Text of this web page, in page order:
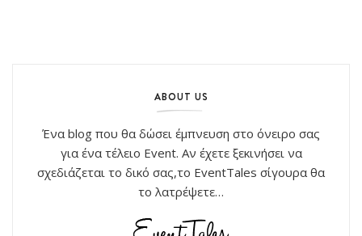
ABOUT US
Ένα blog που θα δώσει έμπνευση στο όνειρο σας
για ένα τέλειο Event. Αν έχετε ξεκινήσει να
σχεδιάζεται το δικό σας,το EventTales σίγουρα θα
το λατρέψετε…